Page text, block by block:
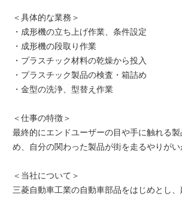
＜具体的な業務＞
・成形機の立ち上げ作業、条件設定
・成形機の段取り作業
・プラスチック材料の乾燥から投入
・プラスチック製品の検査・箱詰め
・金型の洗浄、型替え作業
＜仕事の特徴＞
最終的にエンドユーザーの目や手に触れる
め、自分の関わった製品が街を走るやりがい
＜当社について＞
三菱自動車工業の自動車部品をはじめとし